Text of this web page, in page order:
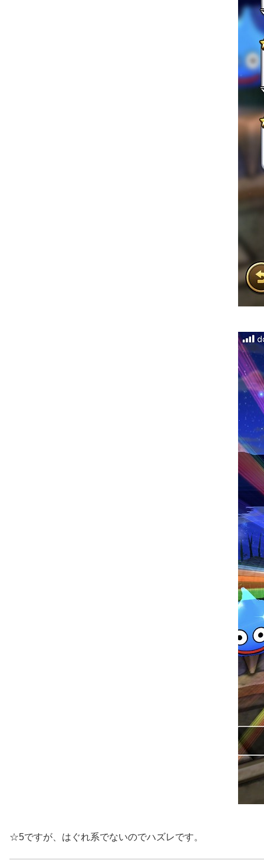
☆5ですが、はぐれ系でないのでハズレです。